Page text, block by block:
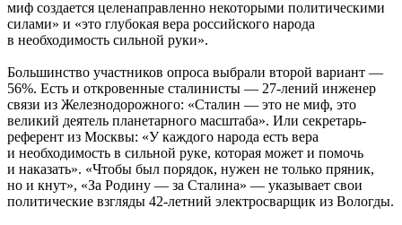
миф создается целенаправленно некоторыми политическими
силами» и «это глубокая вера российского народа
в необходимость сильной руки».
Большинство участников опроса выбрали второй вариант —
56%. Есть и откровенные сталинисты — 27-лений инженер
связи из Железнодорожного: «Сталин — это не миф, это
великий деятель планетарного масштаба». Или секретарь-
референт из Москвы: «У каждого народа есть вера
и необходимость в сильной руке, которая может и помочь
и наказать». «Чтобы был порядок, нужен не только пряник,
но и кнут», «За Родину — за Сталина» — указывает свои
политические взгляды 42-летний электросварщик из Вологды.